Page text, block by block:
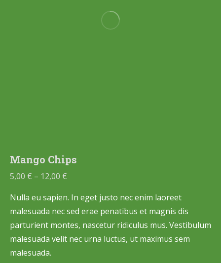
Mango Chips
5,00 € – 12,00 €
Nulla eu sapien. In eget justo nec enim laoreet
malesuada nec sed erae penatibus et magnis dis
parturient montes, nascetur ridiculus mus. Vestibulum
malesuada velit nec urna luctus, ut maximus sem
malesuada.